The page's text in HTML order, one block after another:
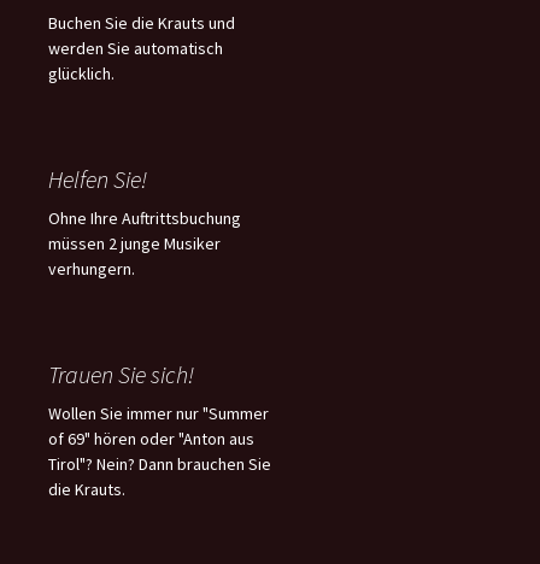
Buchen Sie die Krauts und
werden Sie automatisch
glücklich.
Helfen Sie!
Ohne Ihre Auftrittsbuchung
müssen 2 junge Musiker
verhungern.
Trauen Sie sich!
Wollen Sie immer nur "Summer
of 69" hören oder "Anton aus
Tirol"? Nein? Dann brauchen Sie
die Krauts.